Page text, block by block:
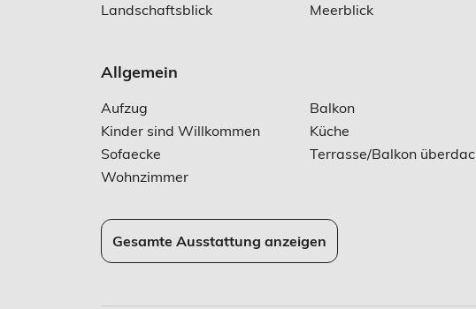
Landschaftsblick
Meerblick
Allgemein
Aufzug Balkon
Kinder sind Willkommen
Küche
Sofaecke
Terrasse/Balkon
Wohnzimmer
Gesamte Ausstattung anzeigen